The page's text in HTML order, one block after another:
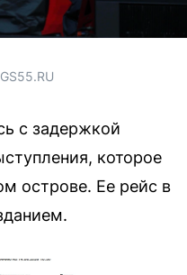
с задержкой
которое
острове. Ее рейс в